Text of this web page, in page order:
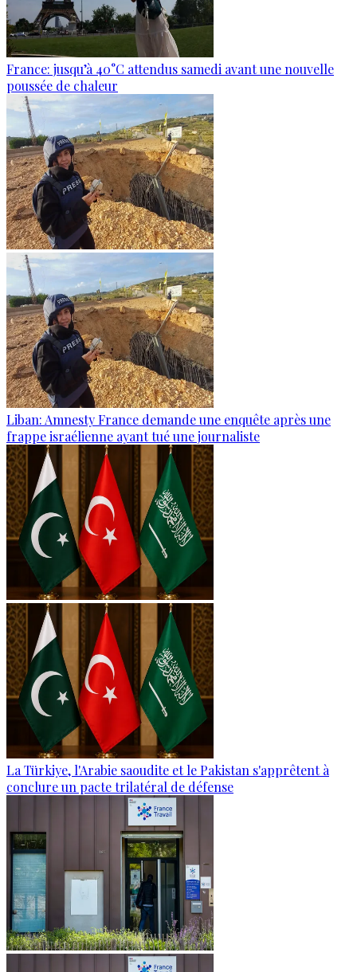
France: jusqu’à 40°C attendus samedi avant une nouvelle
poussée de chaleur
Liban: Amnesty France demande une enquête après une
frappe israélienne ayant tué une journaliste
La Türkiye, l'Arabie saoudite et le Pakistan s'apprêtent à
conclure un pacte trilatéral de défense